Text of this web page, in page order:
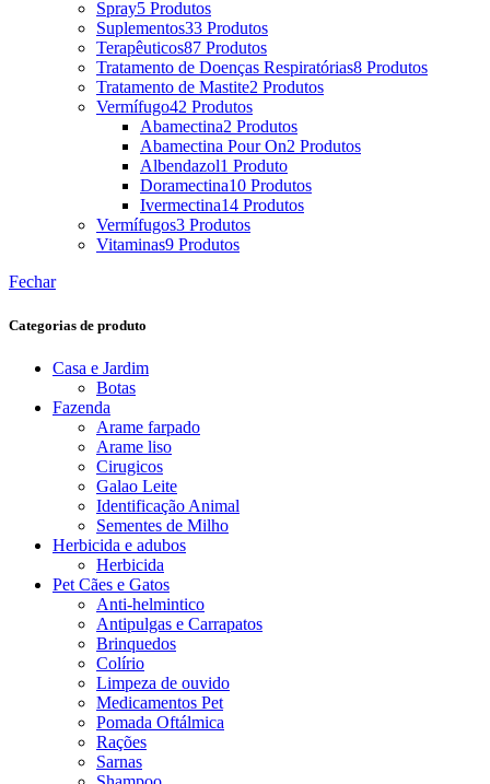
Spray5 Produtos
Suplementos33 Produtos
Terapêuticos87 Produtos
Tratamento de Doenças Respiratórias8 Produtos
Tratamento de Mastite2 Produtos
Vermífugo42 Produtos
Abamectina2 Produtos
Abamectina Pour On2 Produtos
Albendazol1 Produto
Doramectina10 Produtos
Ivermectina14 Produtos
Vermífugos3 Produtos
Vitaminas9 Produtos
Fechar
Categorias de produto
Casa e Jardim
Botas
Fazenda
Arame farpado
Arame liso
Cirugicos
Galao Leite
Identificação Animal
Sementes de Milho
Herbicida e adubos
Herbicida
Pet Cães e Gatos
Anti-helmintico
Antipulgas e Carrapatos
Brinquedos
Colírio
Limpeza de ouvido
Medicamentos Pet
Pomada Oftálmica
Rações
Sarnas